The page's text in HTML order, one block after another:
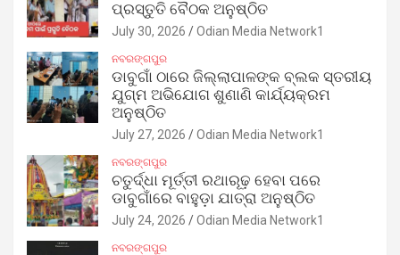
ପ୍ରସ୍ତୁତି ବୈଠକ ଅନୁଷ୍ଠିତ
July 30, 2026 Odian Media Network1
ନବରଙ୍ଗପୁର
ଡାବୁଗାଁ ଠାରେ ଜିଲ୍ଲାପାଳଙ୍କ ବ୍ଲକ ସ୍ତରୀୟ
ଯୁଗ୍ମ ଅଭିଯୋଗ ଶୁଣାଣି କାର୍ଯ୍ୟକ୍ରମ
ଅନୁଷ୍ଠିତ
July 27, 2026 Odian Media Network1
ନବରଙ୍ଗପୁର
ଚତୁର୍ଦ୍ଧା ମୂର୍ତ୍ତୀ ରଥାରୂଢ଼ ହେବା ପରେ
ଡାବୁଗାଁରେ ବାହୁଡ଼ା ଯାତ୍ରା ଅନୁଷ୍ଠିତ
July 24, 2026 Odian Media Network1
ନବରଙ୍ଗପୁର